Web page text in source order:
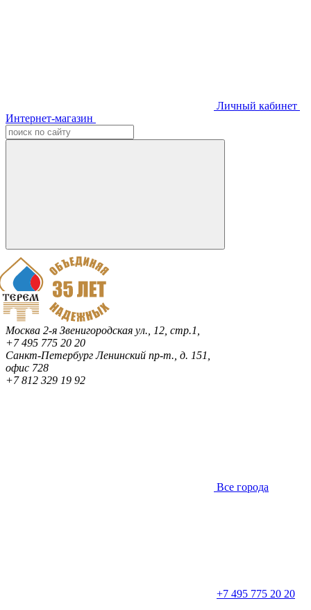
Личный кабинет
Интернет-магазин
Москва 2-я Звенигородская ул., 12, стр.1,
+7 495 775 20 20
Санкт-ПетербургЛенинский пр-т., д. 151,
офис 728
+7 812 329 19 92
Все города
+7 495 775 20 20